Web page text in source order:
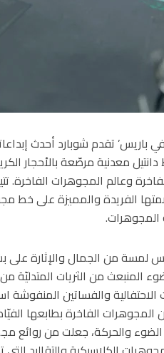
معدنية مرصّعة بالأحجار
وعالم المجوهرات الفاخرة.
الفريدة والمميزة على خط
المجوهرات.
لمسة من الجمال والإثارة
المنبعث من الثريات المتدليّة
والفساتين
الفاخرة بطابعها